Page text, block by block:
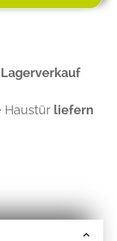
Haustür liefern